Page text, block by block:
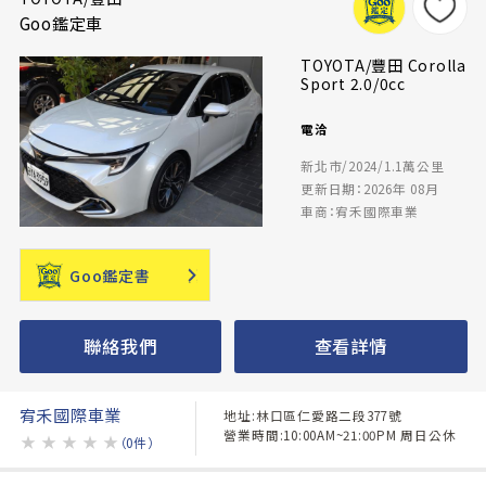
Goo鑑定車
TOYOTA/豐田 Corolla
Sport 2.0/0cc
電洽
新北市/2024/1.1萬公里
更新日期：2026年 08月
車商：宥禾國際車業
Goo鑑定書
聯絡我們 查看詳情
宥禾國際車業
★ ★ ★ ★ ★ （0件）
地址:林口區仁愛路二段377號
營業時間:10:00AM~21:00PM 周日公休